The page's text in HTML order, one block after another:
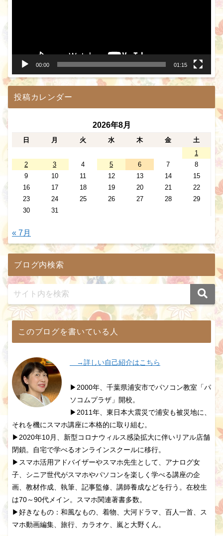
00:00 01:15
投稿カレンダー
2026年8月
日 月 火 水 木 金
土
1
2
3 4 5 6 7
8
9
10 11 12 13 14
15
16
17 18 19 20 21
22
23
24 25 26 27 28
29
30
31
« 7月
ブログ内検索
このブログを書いている人
→詳しい自己紹介はこちら
▶2000年、千葉県浦安市でパソコン教室「パ
ソコムプラザ」開校。
▶2011年、東日本大震災で浦安も被災地に、
それを機にスマホ講座に本格的に取り組む。
▶2020年10月、新型コロナウィルス感染拡大に伴いリアル店舗
閉鎖。自宅で学べるオンラインスクールに移行。
▶スマホ活用アドバイザーやスマホ先生として、アナログ女
子、シニア世代がスマホやパソコンを楽しく学べる講座の企
画、教材作成、執筆、記事監修、講師養成などを行う。在校生
は70～90代メイン。スマホ関連著書多数。
▶好きなもの：和風なもの、着物、大河ドラマ、百人一首、ス
マホ動画編集、旅行、カラオケ、嵐と大野くん。